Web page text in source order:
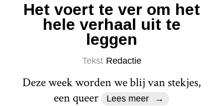
Het voert te ver om het
hele verhaal uit te
leggen
Tekst Redactie
Deze week worden we blij van stekjes,
een queer
Lees meer